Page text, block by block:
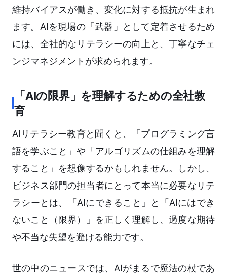
維持バイアスが働き、変化に対する抵抗が生まれ
ます。AIを現場の「武器」として定着させるため
には、全社的なリテラシーの向上と、丁寧なチェ
ンジマネジメントが求められます。
「AIの限界」を理解するための全社教
育
AIリテラシー教育と聞くと、「プログラミング言
語を学ぶこと」や「アルゴリズムの仕組みを理解
すること」を想像するかもしれません。しかし、
ビジネス部門の担当者にとって本当に必要なリテ
ラシーとは、「AIにできること」と「AIにはでき
ないこと（限界）」を正しく理解し、過度な期待
や不当な失望を避ける能力です。
世の中のニュースでは、AIがまるで魔法の杖であ